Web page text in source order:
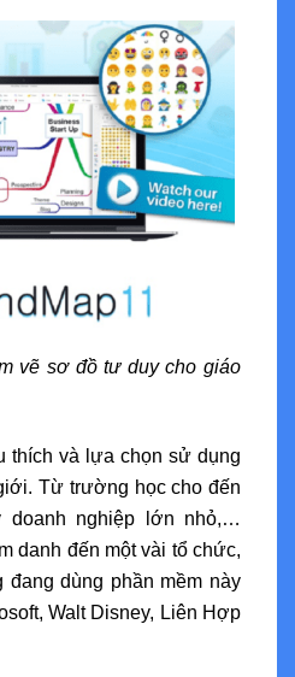
vẽ sơ đồ tư duy cho giáo
thích và lựa chọn sử dụng
Từ trường học cho đến
doanh nghiệp lớn nhỏ,…
danh đến một vài tổ chức,
dùng phần mềm này
Walt Disney, Liên Hợp